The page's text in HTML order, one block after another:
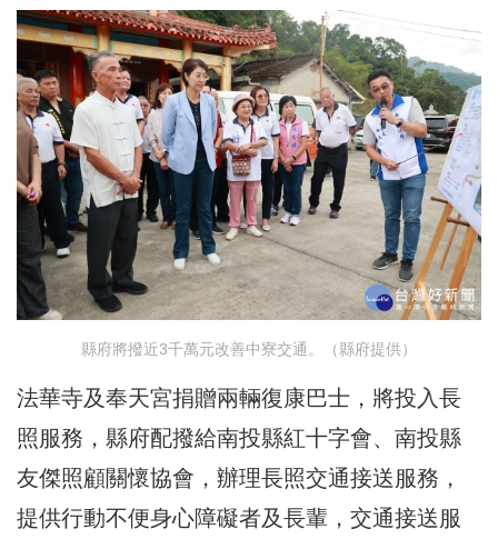
縣府將撥近3千萬元改善中寮交通。（縣府提供）
法華寺及奉天宮捐贈兩輛復康巴士，將投入長
照服務，縣府配撥給南投縣紅十字會、南投縣
友傑照顧關懷協會，辦理長照交通接送服務，
提供行動不便身心障礙者及長輩，交通接送服